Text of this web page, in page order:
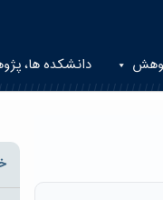
دانشکده ها،